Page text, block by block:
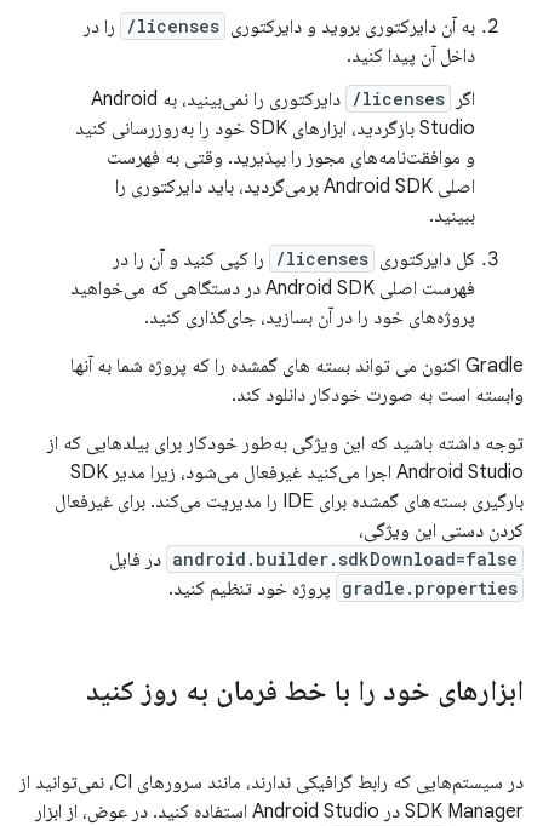
به آن دایرکتوری بروید و دایرکتوری licenses/
را در
داخل آن پیدا کنید.
اگر
licenses/
دایرکتوری را نمی‌بینید، به Android
Studio بازگردید، ابزارهای SDK خود را به‌روزرسانی کنید
و موافقت‌نامه‌های مجوز را بپذیرید. وقتی به فهرست
اصلی Android SDK برمی‌گردید، باید دایرکتوری را
ببینید.
کل دایرکتوری licenses/
را کپی کنید و آن را در
فهرست اصلی Android SDK در دستگاهی که می‌خواهید
پروژه‌های خود را در آن بسازید، جای‌گذاری کنید.
Gradle اکنون می تواند بسته های گمشده را که پروژه شما به آنها
وابسته است به صورت خودکار دانلود کند.
توجه داشته باشید که این ویژگی به‌طور خودکار برای بیلدهایی که از
Android Studio اجرا می‌کنید غیرفعال می‌شود، زیرا مدیر SDK
بارگیری بسته‌های گمشده برای IDE را مدیریت می‌کند. برای غیرفعال
کردن دستی این ویژگی،
android.builder.sdkDownload=false در فایل
gradle.properties پروژه خود تنظیم کنید.
ابزارهای خود را با خط فرمان به روز کنید
در سیستم‌هایی که رابط گرافیکی ندارند، مانند سرورهای CI، نمی‌توانید از
SDK Manager در Android Studio استفاده کنید. در عوض، از ابزار